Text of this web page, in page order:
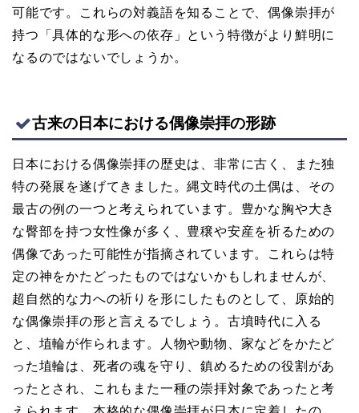
可能です。これらの対義語を知ることで、偶像崇拝が
持つ「具体的な形への依存」という特徴がより鮮明に
なるのではないでしょうか。
古来の日本における偶像崇拝の形跡
日本における偶像崇拝の歴史は、非常に古く、また独
特の発展を遂げてきました。縄文時代の土偶は、その
最古の例の一つと考えられています。豊かな胸や大き
な臀部を持つ女性像が多く、豊穣や安産を祈るための
偶像であった可能性が指摘されています。これらは特
定の神をかたどったものではないかもしれませんが、
超自然的な力への祈りを形にしたものとして、原始的
な偶像崇拝の形と言えるでしょう。古墳時代に入る
と、埴輪が作られます。人物や動物、家などをかたど
った埴輪は、死者の魂を守り、鎮めるための役割があ
ったとされ、これもまた一種の崇拝対象であったと考